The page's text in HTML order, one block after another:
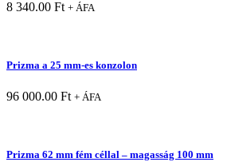
8 340.00 Ft + ÁFA
Prizma a 25 mm-es konzolon
96 000.00 Ft + ÁFA
Prizma 62 mm fém céllal – magasság 100 mm